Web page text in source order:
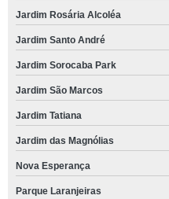
Jardim Rosária Alcoléa
Jardim Santo André
Jardim Sorocaba Park
Jardim São Marcos
Jardim Tatiana
Jardim das Magnólias
Nova Esperança
Parque Laranjeiras